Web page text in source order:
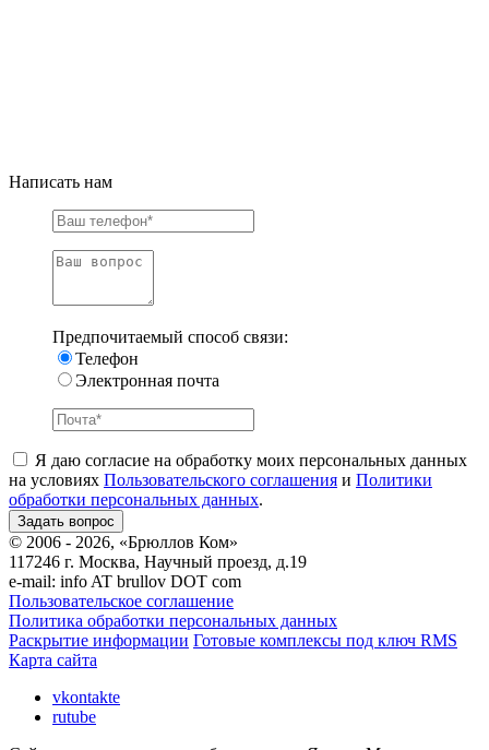
Написать нам
Предпочитаемый способ связи:
Телефон
Электронная почта
Я даю согласие на обработку моих персональных данных
на условиях Пользовательского соглашения и Политики
обработки персональных данных.
© 2006 - 2026, «Брюллов Ком»
117246 г. Москва, Научный проезд, д.19
e-mail: info AT brullov DOT com
Пользовательское соглашение
Политика обработки персональных данных
Раскрытие информации Готовые комплексы под ключ RMS
Карта сайта
vkontakte
rutube